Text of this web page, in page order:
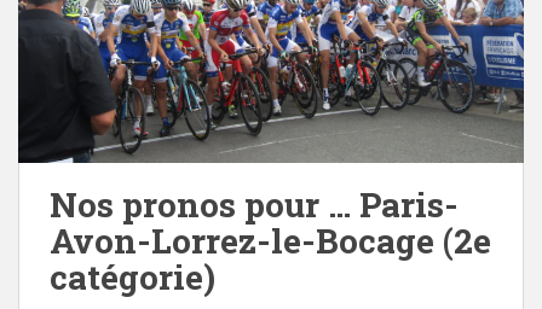
Nos pronos pour … Paris-
Avon-Lorrez-le-Bocage (2e
catégorie)